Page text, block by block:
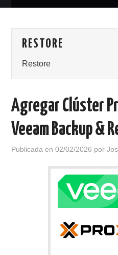
ACERCA DE
POLÍTICA DE PRIVACIDAD
RESTORE
Restore
Agregar Clúster
Veeam Backup &
Publicada en02/02/2026 por